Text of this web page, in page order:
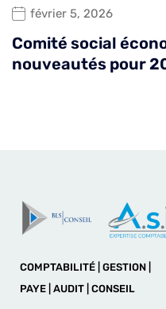
février 5, 2026
Comité social
nouveautés pour
COMPTABILITÉ | GESTION |
PAYE | AUDIT | CONSEIL